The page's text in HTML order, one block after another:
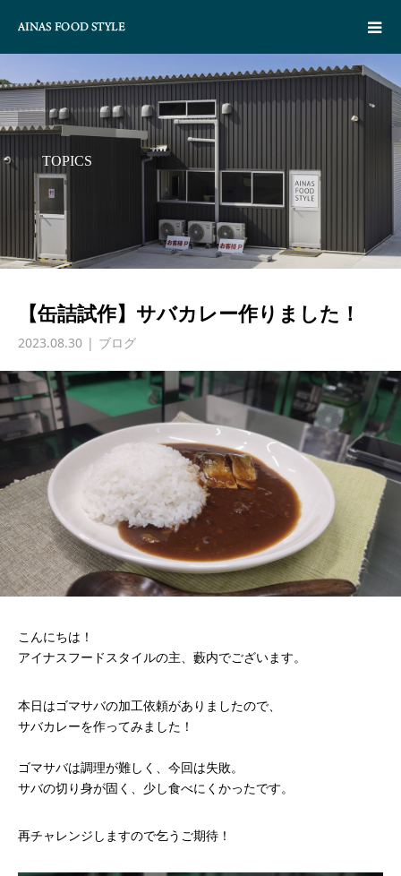
TOPICS
【缶詰試作】サバカレー作りました！
2023.08.30 ブログ
こんにちは！
アイナスフードスタイルの主、藪内でございます。
本日はゴマサバの加工依頼がありましたので、
サバカレーを作ってみました！
ゴマサバは調理が難しく、今回は失敗。
サバの切り身が固く、少し食べにくかったです。
再チャレンジしますので乞うご期待！